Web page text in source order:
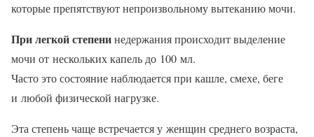
которые препятствуют непроизвольному вытеканию мочи.
При легкой степенинедержания происходит выделение
мочи от нескольких капель до 100 мл.
Часто это состояние наблюдается при кашле, смехе, беге
и любой физической нагрузке.
Эта степень чаще встречается у женщин среднего возраста,